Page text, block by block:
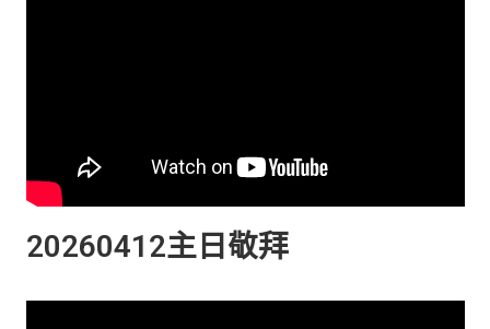
20260412主日敬拜